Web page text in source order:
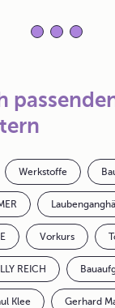
Werkstoffe
Vorkurs
REICH
Klee Gerhard